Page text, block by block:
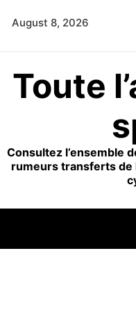
August 8, 2026
Toute
Consultez l’ensemble
rumeurs transferts de